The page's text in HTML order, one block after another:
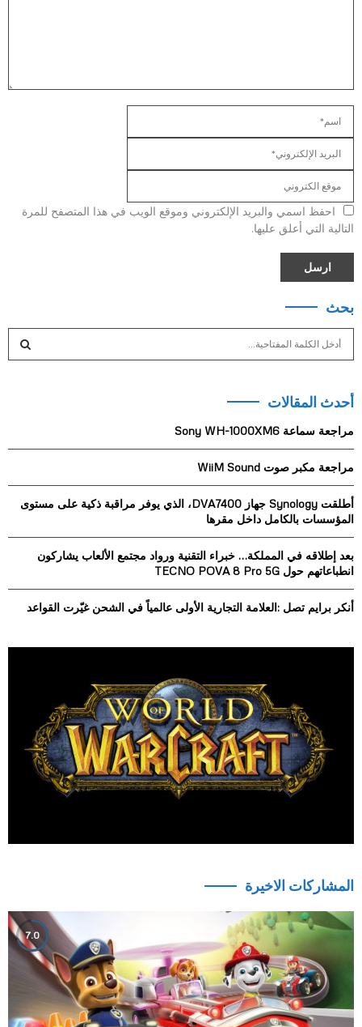
احفظ اسمي والبريد الإلكتروني وموقع الويب في هذا المتصفح للمرة
التالية التي أعلق عليها.
بحث
c
f
r
:
C
H
أحدث المقالات
مراجعة سماعة Sony WH-1000XM6
مراجعة مكبر صوت WiiM Sound
أطلقت Synology جهاز DVA7400، الذي يوفر مراقبة ذكية على مستوى
المؤسسات بالكامل داخل مقرها
بعد إطلاقه في المملكة… خبراء التقنية ورواد مجتمع الألعاب يشاركون
انطباعاتهم حول TECNO POVA 8 Pro 5G
أنكر برايم تصل :العلامة التجارية الأولى عالمياً في الشحن غيّرت القواعد
المشاركات الاخيرة
7.0